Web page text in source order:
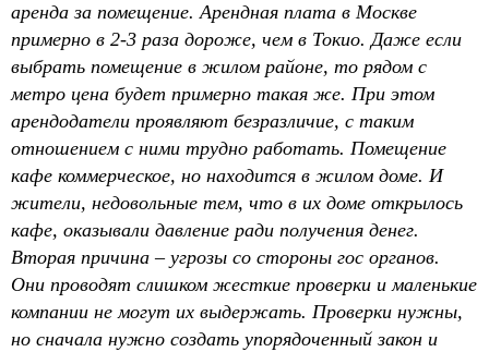
аренда за помещение. Арендная плата в Москве
примерно в 2-3 раза дороже, чем в Токио. Даже если
выбрать помещение в жилом районе, то рядом с
метро цена будет примерно такая же. При этом
арендодатели проявляют безразличие, с таким
отношением с ними трудно работать. Помещение
кафе коммерческое, но находится в жилом доме. И
жители, недовольные тем, что в их доме открылось
кафе, оказывали давление ради получения денег.
Вторая причина – угрозы со стороны гос органов.
Они проводят слишком жесткие проверки и маленькие
компании не могут их выдержать. Проверки нужны,
но сначала нужно создать упорядоченный закон и